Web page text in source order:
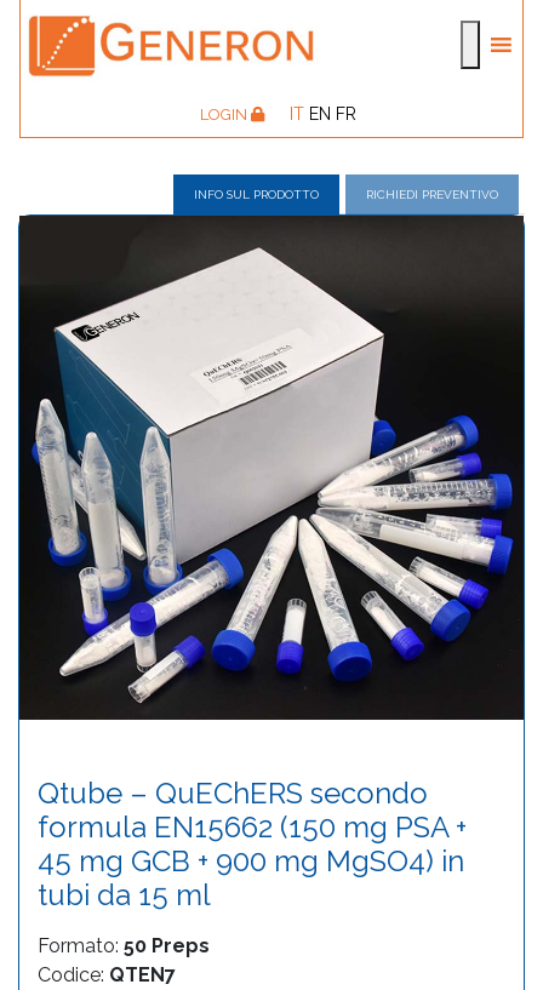
LOGIN IT EN FR
INFO SUL PRODOTTO RICHIEDI PREVENTIVO
Qtube – QuEChERS secondo
formula EN15662 (150 mg PSA +
45 mg GCB + 900 mg MgSO4) in
tubi da 15 ml
Formato: 50 Preps
Codice: QTEN7